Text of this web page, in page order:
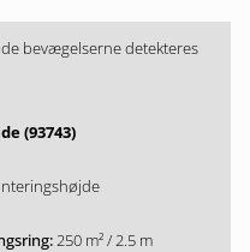
bevægelserne detekteres
(93743)
250 m² / 2.5 m